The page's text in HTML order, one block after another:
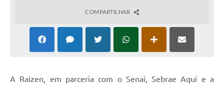
COMPARTILHAR
A Raízen, em parceria com o Senai, Sebrae Aqui e a